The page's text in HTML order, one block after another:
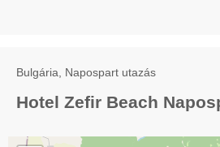
Bulgária, Napospart utazás
Hotel Zefir Beach